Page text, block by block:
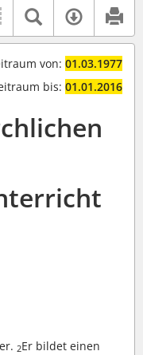
Textsuche
von: 01.03.1977
bis: 01.01.2016
2Er bildet einen